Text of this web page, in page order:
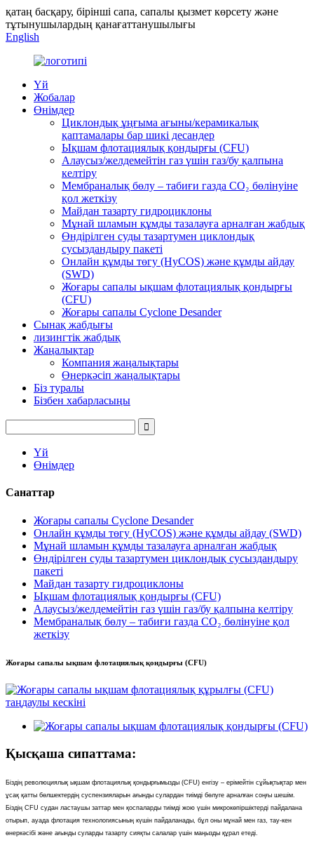
қатаң басқару, бірінші сапа, сапалы қызмет көрсету және
тұтынушылардың қанағаттанушылығы
English
Үй
Жобалар
Өнімдер
Циклондық ұңғыма ағыны/керамикалық
қаптамалары бар шикі десандер
Ықшам флотациялық қондырғы (CFU)
Алаусыз/желдемейтін газ үшін газ/бу қалпына
келтіру
Мембраналық бөлу – табиғи газда CO₂ бөлінуіне
қол жеткізу
Майдан тазарту гидроциклоны
Мұнай шламын құмды тазалауға арналған жабдық
Өндірілген суды тазартумен циклондық
сусыздандыру пакеті
Онлайн құмды төгу (HyCOS) және құмды айдау
(SWD)
Жоғары сапалы ықшам флотациялық қондырғы
(CFU)
Жоғары сапалы Cyclone Desander
Сынақ жабдығы
лизингтік жабдық
Жаңалықтар
Компания жаңалықтары
Өнеркәсіп жаңалықтары
Біз туралы
Бізбен хабарласыңы
Үй
Өнімдер
Санаттар
Жоғары сапалы Cyclone Desander
Онлайн құмды төгу (HyCOS) және құмды айдау (SWD)
Мұнай шламын құмды тазалауға арналған жабдық
Өндірілген суды тазартумен циклондық сусыздандыру
пакеті
Майдан тазарту гидроциклоны
Ықшам флотациялық қондырғы (CFU)
Алаусыз/желдемейтін газ үшін газ/бу қалпына келтіру
Мембраналық бөлу – табиғи газда CO₂ бөлінуіне қол
жеткізу
Жоғары сапалы ықшам флотациялық қондырғы (CFU)
Қысқаша сипаттама:
Біздің революциялық ықшам флотациялық қондырғымызды (CFU) енгізу – ерімейтін сұйықтықтар мен
ұсақ қатты бөлшектердің суспензияларын ағынды сулардан тиімді бөлуге арналған соңғы шешім.
Біздің CFU судан ластаушы заттар мен қоспаларды тиімді жою үшін микрокөпіршіктерді пайдалана
отырып, ауада флотация технологиясының күшін пайдаланады, бұл оны мұнай мен газ, тау-кен
өнеркәсібі және ағынды суларды тазарту сияқты салалар үшін маңызды құрал етеді.